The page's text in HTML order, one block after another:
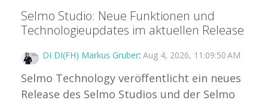
Selmo Studio: Neue Funktionen und
Technologieupdates im aktuellen Release
DI DI(FH) Markus Gruber: Aug 4, 2026, 11:09:50 AM
Selmo Technology veröffentlicht ein neues
Release des Selmo Studios und der Selmo